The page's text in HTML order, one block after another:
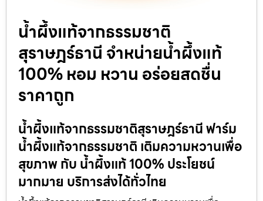
น้ำผึ้งแท้จากธรรมชาติ
สุราษฎร์ธานี จำหน่ายน้ำผึ้งแท้
100% หอม หวาน อร่อยสดชื่น
ราคาถูก
น้ำผึ้งแท้จากธรรมชาติสุราษฎร์ธานี ฟาร์ม
น้ำผึ้งแท้จากธรรมชาติ เติมความหวานเพื่อ
สุขภาพ กับ น้ำผึ้งแท้ 100% ประโยชน์
มากมาย บริการส่งได้ทั่วไทย